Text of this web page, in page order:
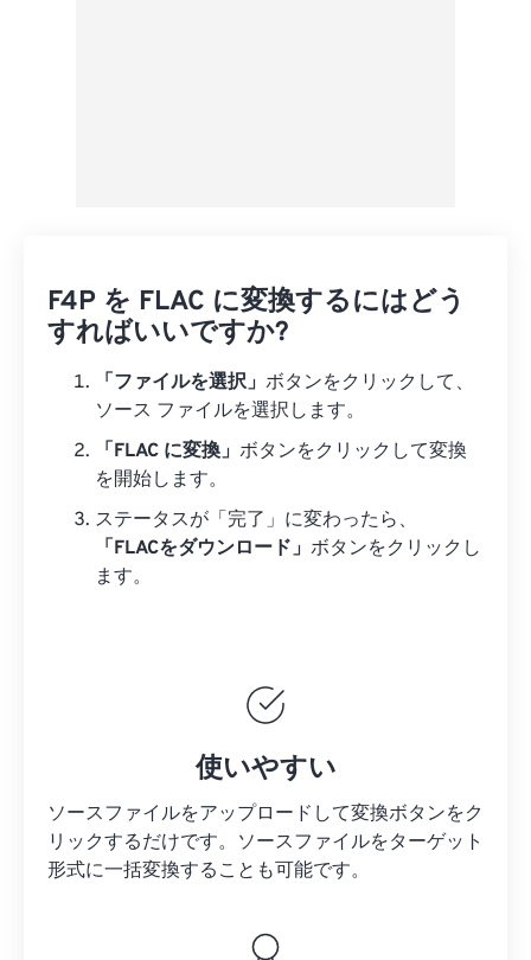
F4P を FLAC に変換するにはどう
すればいいですか?
「ファイルを選択」 ボタンをクリックして、
ソース ファイルを選択します。
「FLAC に変換」 ボタンをクリックして変換
を開始します。
ステータスが「完了」に変わったら、
「FLACをダウンロード」 ボタンをクリックし
ます。
使いやすい
ソースファイルをアップロードして変換ボタンをク
リックするだけです。 ソースファイルをターゲット
形式に一括変換することも可能です。